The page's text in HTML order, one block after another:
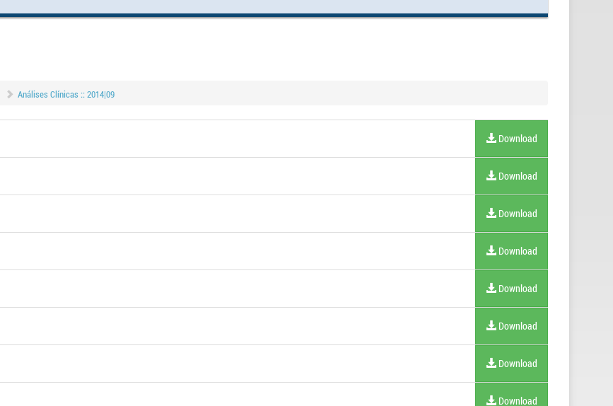
Análises Clínicas :: 2014|09
Download
Download
Download
Download
Download
Download
Download
Download